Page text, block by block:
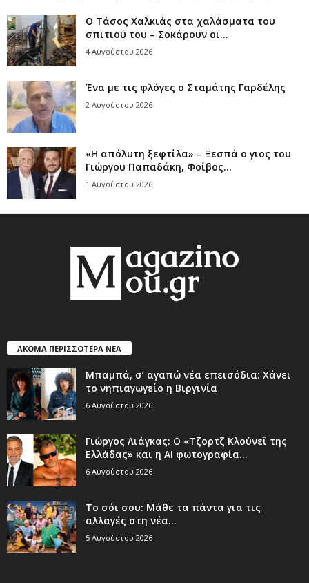
Ο Τάσος Χαλκιάς στα χαλάσματα του
σπιτιού του – Σοκάρουν οι...
4 Αυγούστου 2026
Ένα με τις φλόγες ο Σταμάτης Γαρδέλης
2 Αυγούστου 2026
«Η απόλυτη ξεφτίλα» – Ξεσπά ο γιος του
Γιώργου Παπαδάκη, Φοίβος...
1 Αυγούστου 2026
ΑΚΟΜΑ ΠΕΡΙΣΣΟΤΕΡΑ ΝΕΑ
Μπαμπά, σ’ αγαπώ νέα επεισόδια: Χάνει
το νηπιαγωγείο η Βιργινία
6 Αυγούστου 2026
Γιώργος Λιάγκας: Ο «Τζορτζ Κλούνεϊ της
Ελλάδας» και η AI φωτογραφία...
6 Αυγούστου 2026
Το σόι σου: Μάθε τα πάντα για τις
αλλαγές στη νέα...
5 Αυγούστου 2026